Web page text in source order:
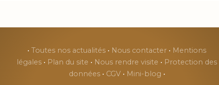
• Toutes nos actualités • Nous contacter • Mentions
légales • Plan du site • Nous rendre visite • Protection des
données • CGV • Mini-blog •